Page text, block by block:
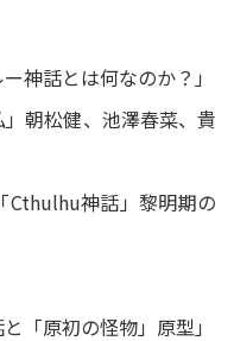
神話とは何なのか？」
朝松健、池澤春菜、貴
Cthulhu神話」黎明期の
「原初の怪物」原型」